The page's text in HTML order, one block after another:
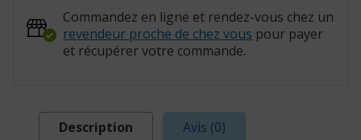
Commandez en ligne et rendez-vous chez un
revendeur proche de chez vous pour payer
et récupérer votre commande.
Description Avis (0)